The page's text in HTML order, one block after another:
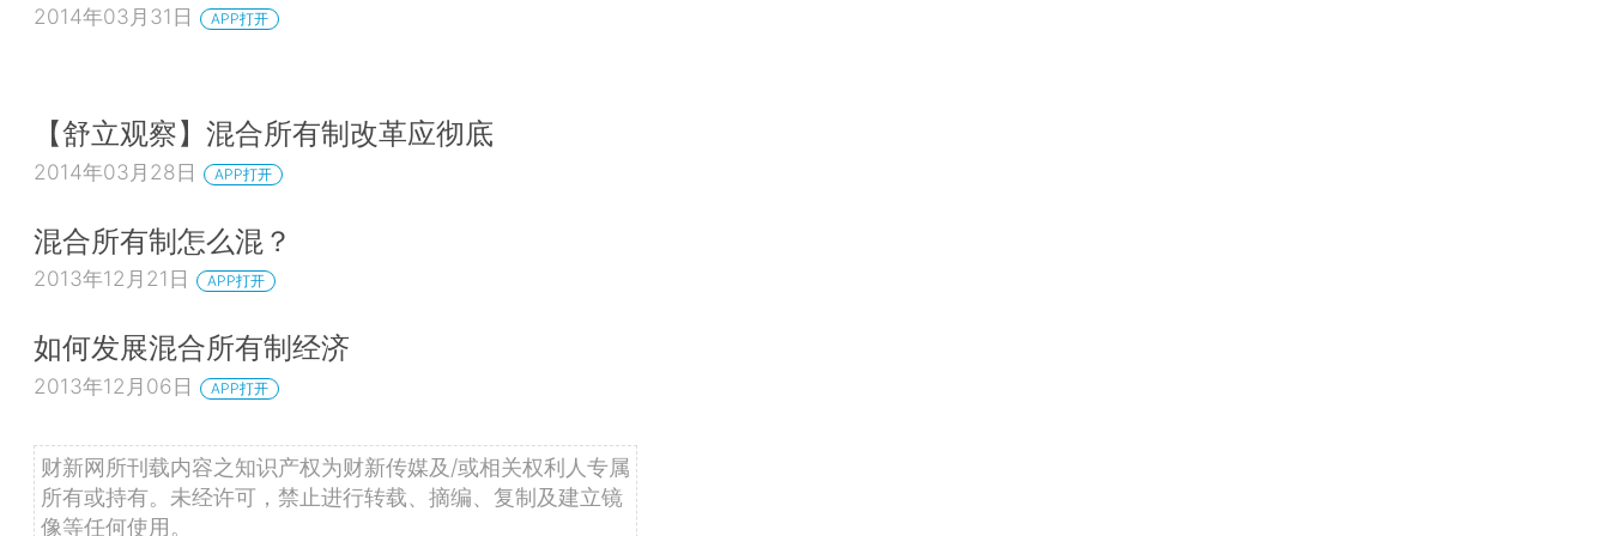
2014年03月31日 APP打开
【舒立观察】混合所有制改革应彻底
2014年03月28日 APP打开
混合所有制怎么混？
2013年12月21日 APP打开
如何发展混合所有制经济
2013年12月06日 APP打开
财新网所刊载内容之知识产权为财新传媒及/或相关权利人专属
所有或持有。未经许可，禁止进行转载、摘编、复制及建立镜
像等任何使用。